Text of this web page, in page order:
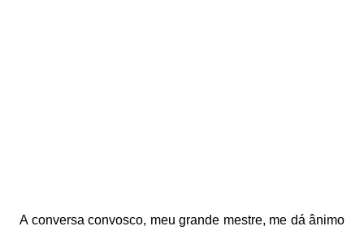
A conversa convosco, meu grande mestre, me dá ânimo